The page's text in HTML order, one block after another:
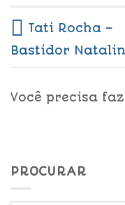
Tati Rocha –
Bastidor
Você precisa
PROCURAR